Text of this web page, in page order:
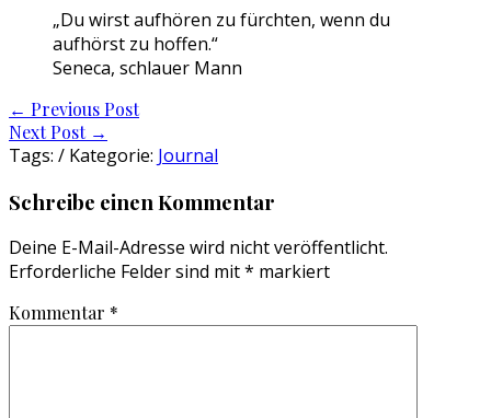
„Du wirst aufhören zu fürchten, wenn du
aufhörst zu hoffen.“
Seneca, schlauer Mann
Post
navigation
← Previous Post
Next Post →
Tags: / Kategorie: Journal
Schreibe einen Kommentar
Deine E-Mail-Adresse wird nicht veröffentlicht.
Erforderliche Felder sind mit* markiert
Kommentar *